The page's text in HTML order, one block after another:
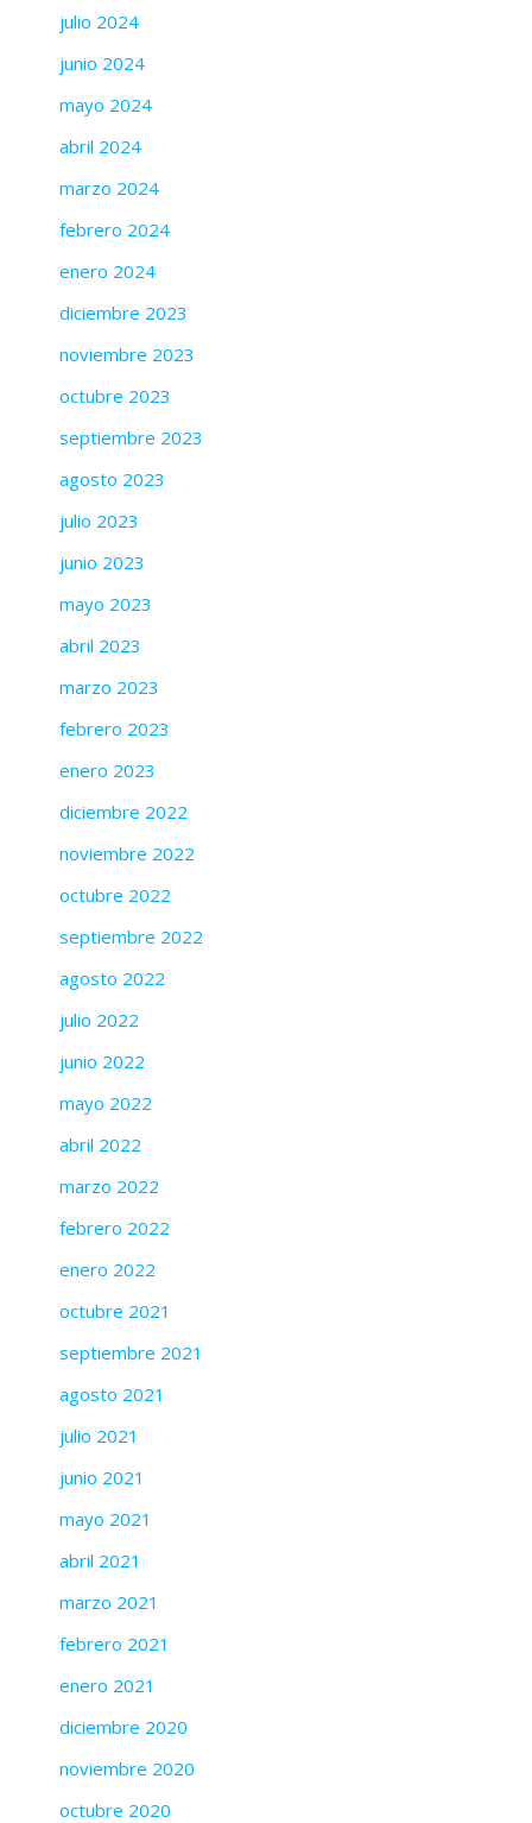
julio 2024
junio 2024
mayo 2024
abril 2024
marzo 2024
febrero 2024
enero 2024
diciembre 2023
noviembre 2023
octubre 2023
septiembre 2023
agosto 2023
julio 2023
junio 2023
mayo 2023
abril 2023
marzo 2023
febrero 2023
enero 2023
diciembre 2022
noviembre 2022
octubre 2022
septiembre 2022
agosto 2022
julio 2022
junio 2022
mayo 2022
abril 2022
marzo 2022
febrero 2022
enero 2022
octubre 2021
septiembre 2021
agosto 2021
julio 2021
junio 2021
mayo 2021
abril 2021
marzo 2021
febrero 2021
enero 2021
diciembre 2020
noviembre 2020
octubre 2020